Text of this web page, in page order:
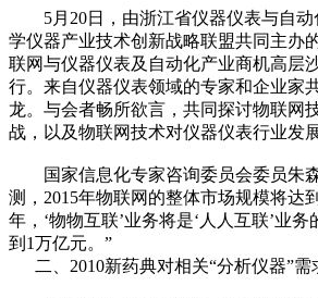
5月20日，由浙江省仪器仪表与自动
学仪器产业技术创新战略联盟共同主办
联网与仪器仪表及自动化产业商机高层
行。来自仪器仪表领域的专家和企业家
龙。与会者畅所欲言，共同探讨物联网
战，以及物联网技术对仪器仪表行业发
国家信息化专家咨询委员会委员朱森
测，2015年物联网的整体市场规模将达
年，‘物物互联’业务将是‘人人互联’业
到1万亿元。”
二、2010新药典对相关“分析仪器”需